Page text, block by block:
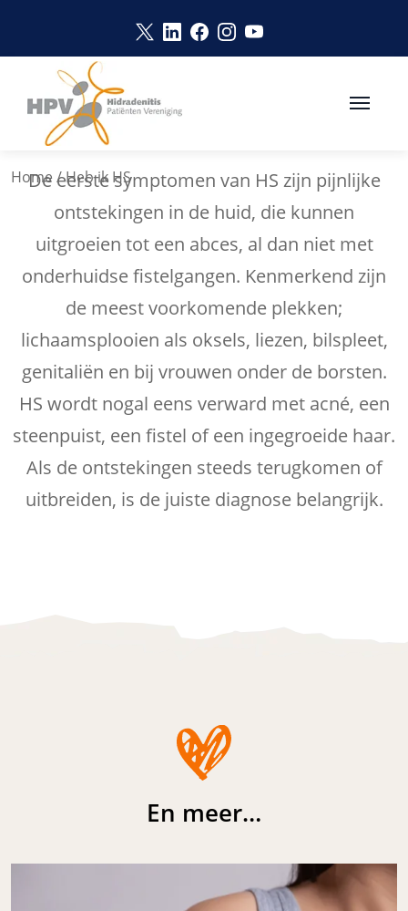
Link opent in een nieuw venster
Link opent in een nieuw
Link opent in een nieuw
Link opent in een
Link opent in een
Home /Heb ik HS
HEB IK HIDRADENITIS
De eerste symptomen van HS zijn pijnlijke
ontstekingen in de huid, die kunnen
uitgroeien tot een abces, al dan niet met
onderhuidse fistelgangen. Kenmerkend zijn
de meest voorkomende plekken;
lichaamsplooien als oksels, liezen, bilspleet,
genitaliën en bij vrouwen onder de borsten.
HS wordt nogal eens verward met acné, een
steenpuist, een fistel of een ingegroeide haar.
Als de ontstekingen steeds terugkomen of
uitbreiden, is de juiste diagnose belangrijk.
En meer…